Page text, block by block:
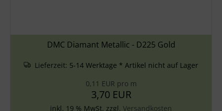
DMC Diamant Metallic - D225 Gold
Lieferzeit: 5-14 Werktage * Artikel nicht auf Lager
0,11 EUR pro m
3,70 EUR
inkl. 19 % MwSt. zzgl. Versandkosten